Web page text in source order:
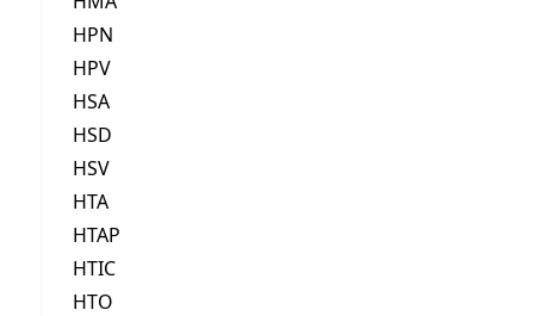
HPN
HPV
HSA
HSD
HSV
HTA
HTAP
HTIC
HTO